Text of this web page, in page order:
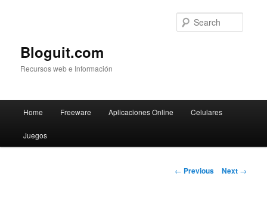
Bloguit.com
Recursos web e Información
Skip
to
Home Freeware Aplicaciones Online Celulares
Juegos
Post
← Previous Next →